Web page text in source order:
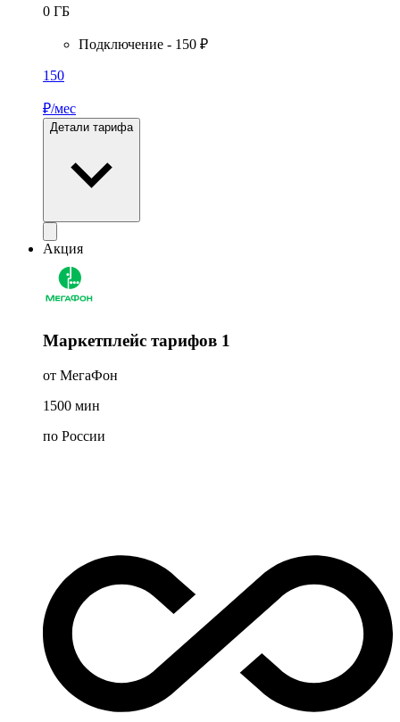
0 ГБ
Подключение - 150 ₽
150
₽/мес
Детали тарифа
Акция
Маркетплейс тарифов 1
от МегаФон
1500 мин
по России